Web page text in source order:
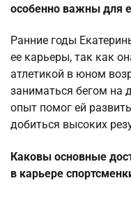
особенно важны для
Ранние годы
ее карьеры, так как
атлетикой в юном
заниматься бегом на
опыт помог ей
добиться высоких
Каковы основные
в карьере